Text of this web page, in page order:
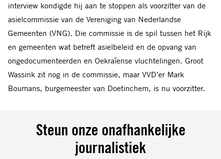
interview kondigde hij aan te stoppen als voorzitter van de
asielcommissie van de Vereniging van Nederlandse
Gemeenten (VNG). Die commissie is de spil tussen het Rijk
en gemeenten wat betreft asielbeleid en de opvang van
ongedocumenteerden en Oekraïense vluchtelingen. Groot
Wassink zit nog in de commissie, maar VVD’er Mark
Boumans, burgemeester van Doetinchem, is nu voorzitter.
Steun onze onafhankelijke
journalistiek